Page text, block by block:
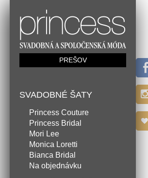
PREŠOV
SVADOBNÉ ŠATY
Princess Couture
Princess Bridal
Mori Lee
Monica Loretti
Bianca Bridal
Na objednávku